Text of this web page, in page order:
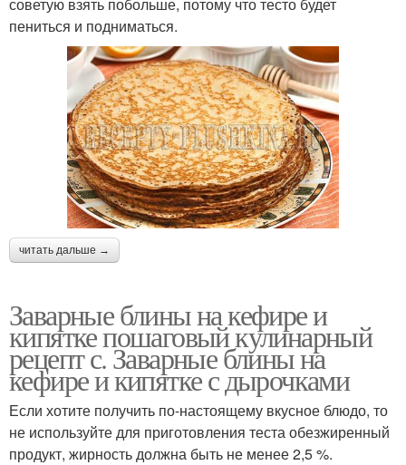
советую взять побольше, потому что тесто будет
пениться и подниматься.
читать дальше →
Заварные блины на кефире и
кипятке пошаговый кулинарный
рецепт с. Заварные блины на
кефире и кипятке с дырочками
Если хотите получить по-настоящему вкусное блюдо, то
не используйте для приготовления теста обезжиренный
продукт, жирность должна быть не менее 2,5 %.